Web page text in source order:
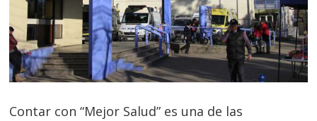
Contar con “Mejor Salud” es una de las